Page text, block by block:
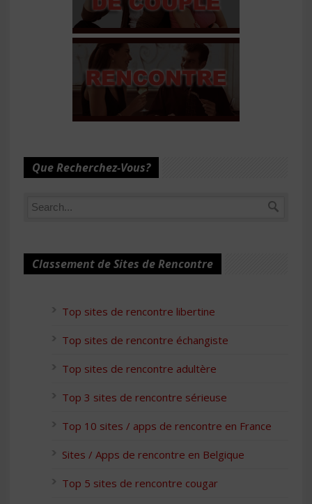
Que Recherchez-Vous?
Classement de Sites de Rencontre
Top sites de rencontre libertine
Top sites de rencontre échangiste
Top sites de rencontre adultère
Top 3 sites de rencontre sérieuse
Top 10 sites / apps de rencontre en France
Sites / Apps de rencontre en Belgique
Top 5 sites de rencontre cougar